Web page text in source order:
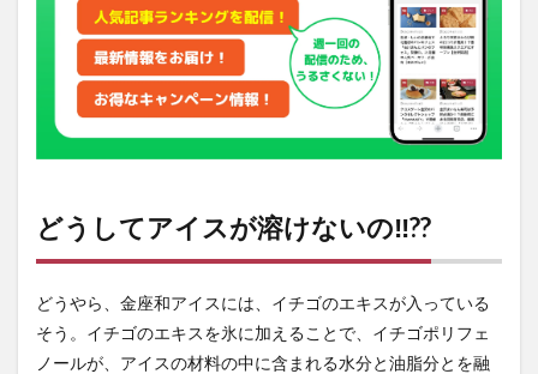
どうしてアイスが溶けないの‼??
どうやら、金座和アイスには、イチゴのエキスが入っている
そう。イチゴのエキスを氷に加えることで、イチゴポリフェ
ノールが、アイスの材料の中に含まれる水分と油脂分とを融